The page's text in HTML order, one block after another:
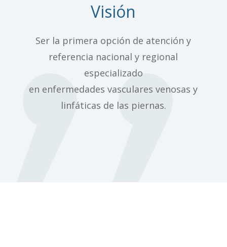
Visión
Ser la primera opción de atención y
referencia nacional y regional
especializado
en enfermedades vasculares venosas y
linfáticas de las piernas.